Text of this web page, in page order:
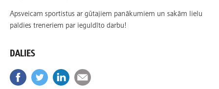
Apsveicam sportistus ar gūtajiem panākumiem un sakām lielu
paldies treneriem par ieguldīto darbu!
DALIES